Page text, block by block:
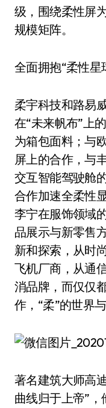
级，围绕柔性屏
规模矩阵。
全面拥抱“柔性星
柔宇科技和路易
在“未来帆布”上
为箱包面料；与
屏上的合作，与
交互智能驾驶舱
合作加速全柔性
李宁在服饰领域
品展示与新零售
新和探索，从时
飞机厂商，从通
消品牌，而仅仅
作，“柔”的世界
著名建筑大师高
曲线归于上帝”